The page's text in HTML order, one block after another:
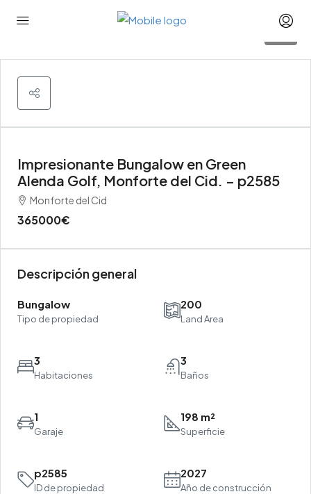
Impresionante Bungalow en Green
Alenda Golf, Monforte del Cid. – p2585
Monforte del Cid
365000€
Descripción general
Bungalow
Tipo de propiedad
200
Land Area
3
Habitaciones
3
Baños
1
Garaje
198 m²
Superficie
p2585
ID de propiedad
2027
Año de construcción